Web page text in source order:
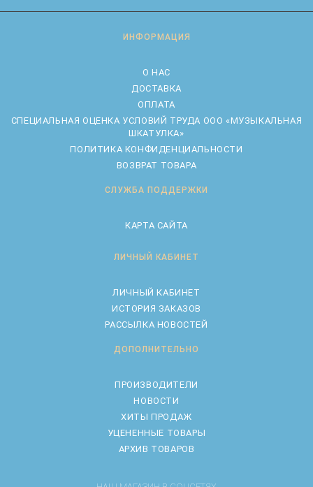
ИНФОРМАЦИЯ
О НАС
ДОСТАВКА
ОПЛАТА
CПЕЦИАЛЬНАЯ ОЦЕНКА УСЛОВИЙ ТРУДА ООО «МУЗЫКАЛЬНАЯ
ШКАТУЛКА»
ПОЛИТИКА КОНФИДЕНЦИАЛЬНОСТИ
ВОЗВРАТ ТОВАРА
СЛУЖБА ПОДДЕРЖКИ
КАРТА САЙТА
ЛИЧНЫЙ КАБИНЕТ
ЛИЧНЫЙ КАБИНЕТ
ИСТОРИЯ ЗАКАЗОВ
РАССЫЛКА НОВОСТЕЙ
ДОПОЛНИТЕЛЬНО
ПРОИЗВОДИТЕЛИ
НОВОСТИ
ХИТЫ ПРОДАЖ
УЦЕНЕННЫЕ ТОВАРЫ
АРХИВ ТОВАРОВ